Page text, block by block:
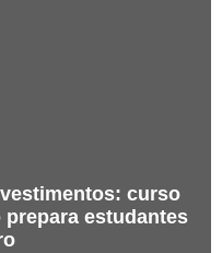
curso
estudantes